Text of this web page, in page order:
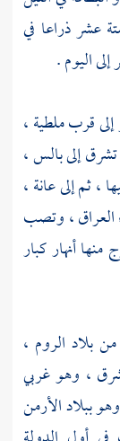
عشر ذراعا في
إلى اليوم .
إلى قربملطية،
تشرق إلىبالس،
، ثم إلىعانة،
العراق ،وتصب
أنهار كبار
منبلاد الروم ،
، وهو غربي
وهوببلاد الأرمن